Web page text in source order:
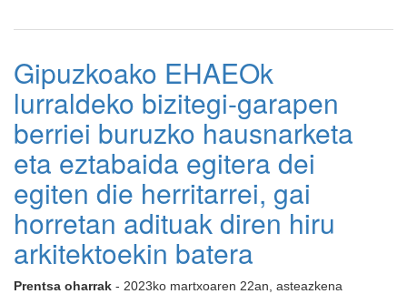
Gipuzkoako EHAEOk
lurraldeko bizitegi-garapen
berriei buruzko hausnarketa
eta eztabaida egitera dei
egiten die herritarrei, gai
horretan adituak diren hiru
arkitektoekin batera
Prentsa oharrak - 2023ko martxoaren 22an, asteazkena